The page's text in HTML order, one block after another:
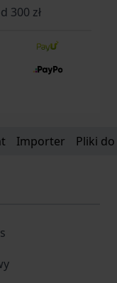
300 zł
Importer Pliki